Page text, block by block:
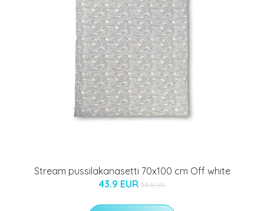
Stream pussilakanasetti 70x100 cm Off white
43.9 EUR 55 EUR